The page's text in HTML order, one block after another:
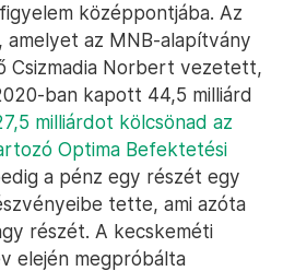
középpontjába. Az
az MNB-alapítvány
Csizmadia Norbert vezetett,
ban kapott 44,5 milliárd
milliárdot kölcsönad az
Optima Befektetési
a pénz egy részét egy
tette, ami azóta
részét. A kecskeméti
elején megpróbálta